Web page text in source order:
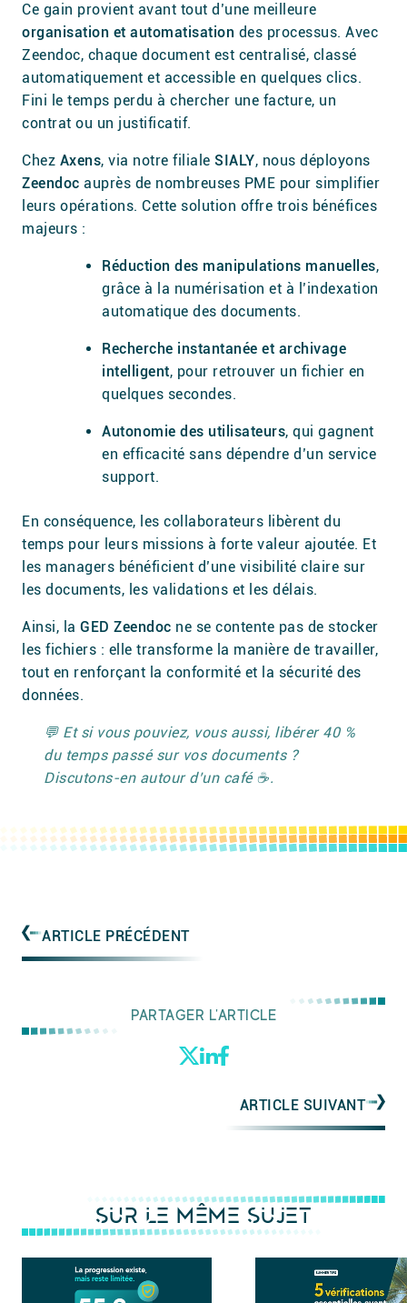
Ce gain provient avant tout d’une meilleure
organisation et automatisation des processus. Avec
Zeendoc, chaque document est centralisé, classé
automatiquement et accessible en quelques clics.
Fini le temps perdu à chercher une facture, un
contrat ou un justificatif.
Chez Axens, via notre filiale SIALY, nous déployons
Zeendoc auprès de nombreuses PME pour simplifier
leurs opérations. Cette solution offre trois bénéfices
majeurs :
Réduction des manipulations manuelles,
grâce à la numérisation et à l’indexation
automatique des documents.
Recherche instantanée et archivage
intelligent, pour retrouver un fichier en
quelques secondes.
Autonomie des utilisateurs, qui gagnent
en efficacité sans dépendre d’un service
support.
En conséquence, les collaborateurs libèrent du
temps pour leurs missions à forte valeur ajoutée. Et
les managers bénéficient d’une visibilité claire sur
les documents, les validations et les délais.
Ainsi, la GED Zeendoc ne se contente pas de stocker
les fichiers : elle transforme la manière de travailler,
tout en renforçant la conformité et la sécurité des
données.
💬 Et si vous pouviez, vous aussi, libérer 40 %
du temps passé sur vos documents ?
Discutons-en autour d’un café ☕.
ARTICLE PRÉCÉDENT
PARTAGER L'ARTICLE
ARTICLE SUIVANT
SUR LE MÊME SUJET